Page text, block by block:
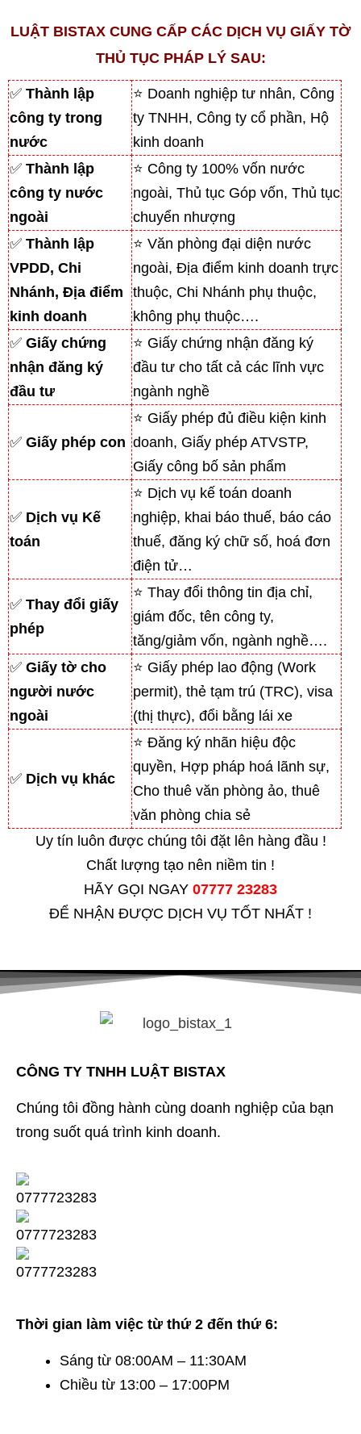
LUẬT BISTAX CUNG CẤP CÁC DỊCH VỤ GIẤY TỜ
THỦ TỤC PHÁP LÝ SAU:
✅ Thành lập
công ty trong
nước
⭐ Doanh nghiệp tư nhân, Công
ty TNHH, Công ty cổ phần, Hộ
kinh doanh
✅ Thành lập
công ty nước
ngoài
⭐ Công ty 100% vốn nước
ngoài, Thủ tục Góp vốn, Thủ tục
chuyển nhượng
✅ Thành lập
VPDD, Chi
Nhánh, Địa điểm
kinh doanh
⭐ Văn phòng đại diện nước
ngoài, Địa điểm kinh doanh trực
thuộc, Chi Nhánh phụ thuộc,
không phụ thuộc….
✅ Giấy chứng
nhận đăng ký
đầu tư
⭐ Giấy chứng nhận đăng ký
đầu tư cho tất cả các lĩnh vực
ngành nghề
✅ Giấy phép con
⭐ Giấy phép đủ điều kiện kinh
doanh, Giấy phép ATVSTP,
Giấy công bố sản phẩm
✅ Dịch vụ Kế
toán
⭐ Dịch vụ kế toán doanh
nghiệp, khai báo thuế, báo cáo
thuế, đăng ký chữ số, hoá đơn
điện tử…
✅ Thay đổi giấy
phép
⭐ Thay đổi thông tin địa chỉ,
giám đốc, tên công ty,
tăng/giảm vốn, ngành nghề….
✅ Giấy tờ cho
người nước
ngoài
⭐ Giấy phép lao động (Work
permit), thẻ tạm trú (TRC), visa
(thị thực), đổi bằng lái xe
✅ Dịch vụ khác
⭐ Đăng ký nhãn hiệu độc
quyền, Hợp pháp hoá lãnh sự,
Cho thuê văn phòng ảo, thuê
văn phòng chia sẻ
Uy tín luôn được chúng tôi đặt lên hàng đầu !
Chất lượng tạo nên niềm tin !
HÃY GỌI NGAY 07777 23283
ĐỂ NHẬN ĐƯỢC DỊCH VỤ TỐT NHẤT !
CÔNG TY TNHH LUẬT BISTAX
Chúng tôi đồng hành cùng doanh nghiệp của bạn
trong suốt quá trình kinh doanh.
Thời gian làm việc từ thứ 2 đến thứ 6:
Sáng từ 08:00AM – 11:30AM
Chiều từ 13:00 – 17:00PM